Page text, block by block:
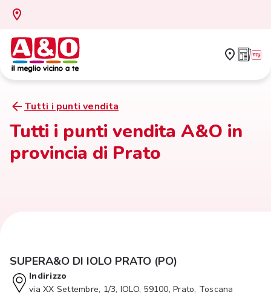
Tutti i punti vendita
Tutti i punti vendita A&O in
provincia di Prato
SUPERA&O DI IOLO PRATO (PO)
Indirizzo
via XX Settembre, 1/3, IOLO, 59100, Prato, Toscana